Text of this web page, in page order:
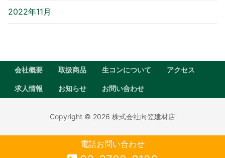
2022年11月
会社概要 取扱商品 生コンについて アクセス
求人情報 お知らせ お問い合わせ
Copyright © 2026 株式会社向笠建材店
電話お問い合わせ